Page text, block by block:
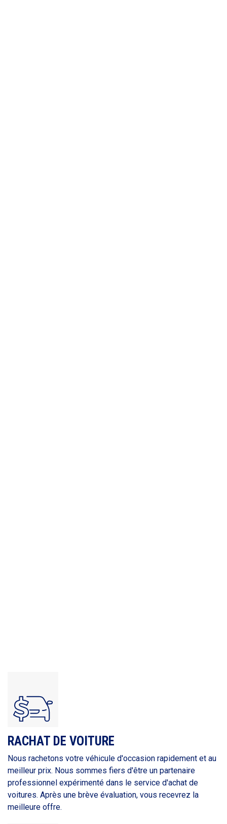
RACHAT DE VOITURE
Nous rachetons votre véhicule d'occasion rapidement et au
meilleur prix. Nous sommes fiers d'être un partenaire
professionnel expérimenté dans le service d'achat de
voitures. Après une brève évaluation, vous recevrez la
meilleure offre.